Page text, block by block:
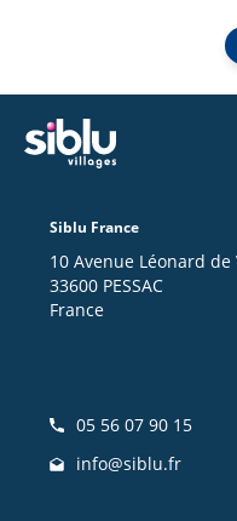
Siblu France
10 Avenue Léonard de
33600 PESSAC
France
05 56 07 90 15
info@siblu.fr